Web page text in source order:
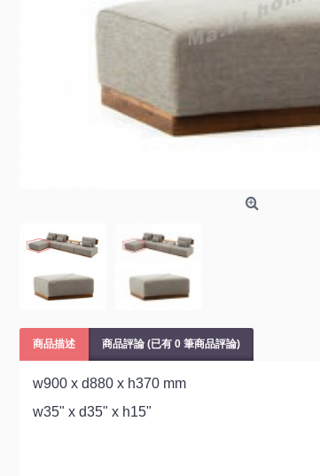
商品描述 商品評論 (已有 0 筆商品評論)
w900 x d880 x h370 mm
w35" x d35" x h15"